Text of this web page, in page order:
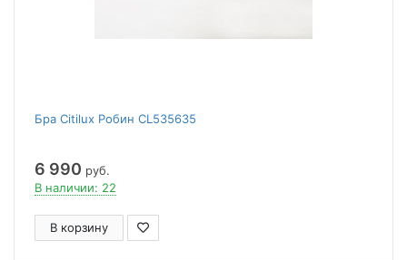
Бра Citilux Робин CL535635
6 990 руб.
В наличии: 22
В корзину